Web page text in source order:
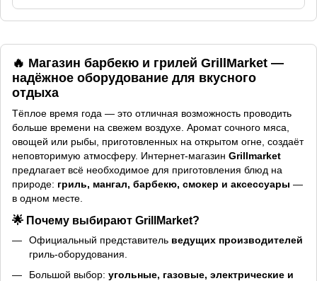
🔥 Магазин барбекю и грилей GrillMarket —
надёжное оборудование для вкусного
отдыха
Тёплое время года — это отличная возможность проводить
больше времени на свежем воздухе. Аромат сочного мяса,
овощей или рыбы, приготовленных на открытом огне, создаёт
неповторимую атмосферу. Интернет-магазин Grillmarket
предлагает всё необходимое для приготовления блюд на
природе: гриль, мангал, барбекю, смокер и аксессуары —
в одном месте.
🌟 Почему выбирают GrillMarket?
Официальный представитель ведущих производителей
гриль-оборудования.
Большой выбор: угольные, газовые, электрические и